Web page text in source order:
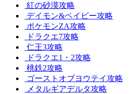
紅の砂漠攻略
デイモン&ベイビー攻略
ポケモンZA攻略
ドラクエ7攻略
仁王3攻略
ドラクエ1・2攻略
桃鉄2攻略
ゴーストオブヨウテイ攻略
メタルギアデルタ攻略